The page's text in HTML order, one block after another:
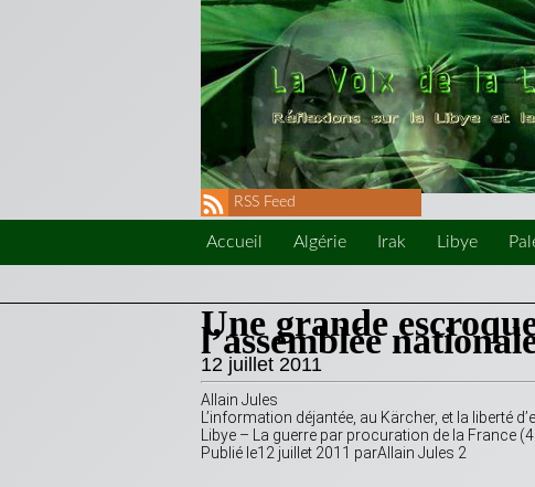
RSS Feed
Accueil Algérie Irak Libye
Une grande
l’assemblée
12 juillet 2011
Allain Jules
L’information déjantée, au Kärcher, et la liberté
Libye – La guerre par procuration de la France
Publié le12 juillet 2011 parAllain Jules 2